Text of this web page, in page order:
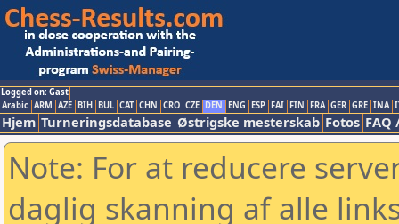
Logged on: Gast
Arabic ARM AZE BIH BUL CAT CHN CRO CZE DEN ENG ESP FAI FIN FRA GER GRE INA
Hjem Turneringsdatabase Østrigske mesterskab Fotos FAQ
Note: For at reducere
daglig skanning af alle